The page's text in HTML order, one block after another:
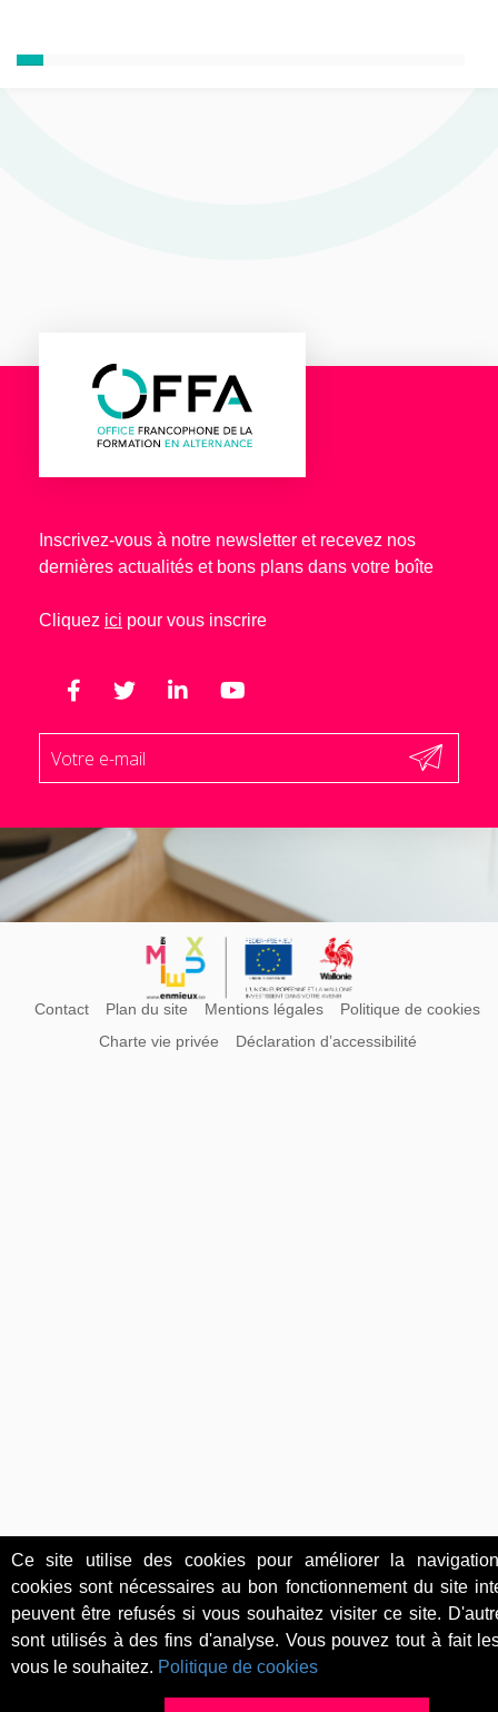
Inscrivez-vous à notre newsletter et recevez nos
dernières actualités et bons plans dans votre boîte
Cliquez ici pour vous inscrire
Contact Plan du site Mentions légales
Politique de cookies
Charte vie privée
Déclaration d’accessibilité
Ce site utilise des cookies pour améliorer la
cookies sont nécessaires au bon fonctionnement du site
peuvent être refusés si vous souhaitez visiter ce site.
sont utilisés à des fins d'analyse. Vous pouvez tout à fait
vous le souhaitez. Politique de cookies